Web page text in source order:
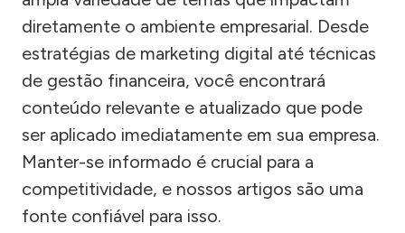
diretamente o ambiente empresarial. Desde
estratégias de marketing digital até técnicas
de gestão financeira, você encontrará
conteúdo relevante e atualizado que pode
ser aplicado imediatamente em sua empresa.
Manter-se informado é crucial para a
competitividade, e nossos artigos são uma
fonte confiável para isso.